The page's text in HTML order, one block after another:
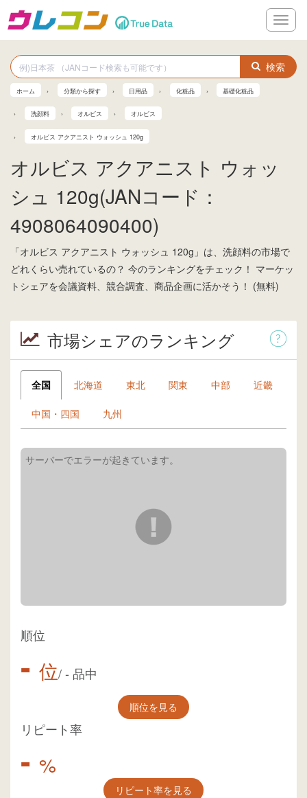
メ
ニ
ー
検索
ホーム 分類から探す 日用品 化粧品 基礎化粧品
洗顔料 オルビス オルビス
オルビス アクアニスト ウォッシュ 120g
オルビス アクアニスト ウォッ
シュ 120g(JANコード：
4908064090400)
「オルビス アクアニスト ウォッシュ 120g」は、洗顔料の市場で
どれくらい売れているの？ 今のランキングをチェック！ マーケッ
トシェアを会議資料、競合調査、商品企画に活かそう！ (無料)
市場シェアのランキング
全国 北海道 東北 関東 中部 近畿
中国・四国 九州
順位
- 位/- 品中
順位を見る
リピート率
- %
リピート率を見る